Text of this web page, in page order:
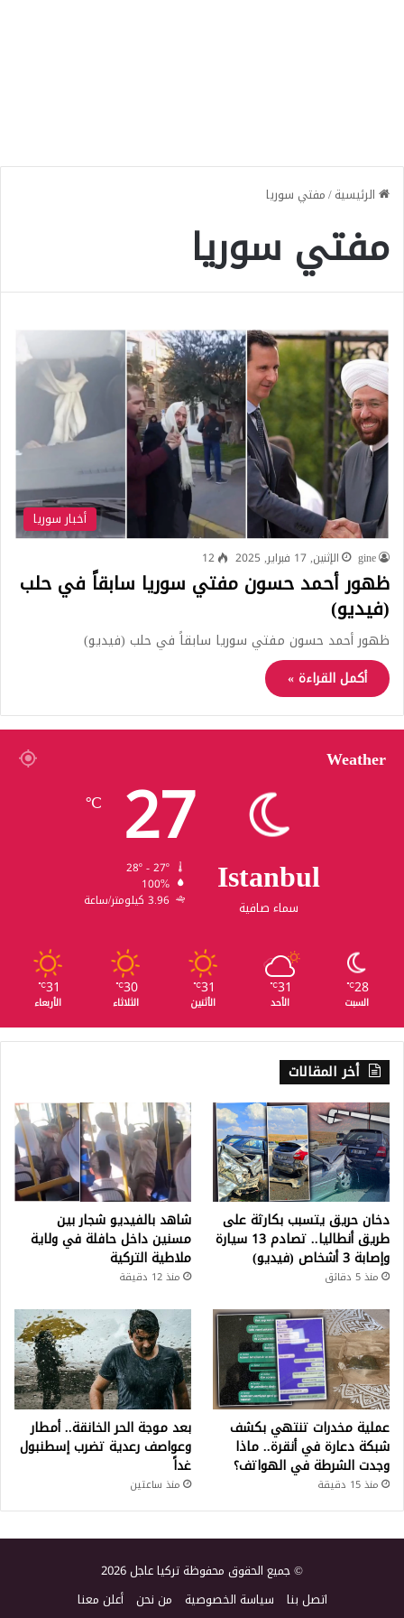
الرئيسية/مفتي سوريا
مفتي سوريا
أخبار سوريا
gine الإثنين, 17 فبراير, 2025 12
ظهور أحمد حسون مفتي سوريا سابقاً في حلب
(فيديو)
ظهور أحمد حسون مفتي سوريا سابقاً في حلب (فيديو)
أكمل القراءة »
Weather
Istanbul
سماء صافية
27
℃
100%
3.96 كيلومتر/ساعة
28
℃
السبت
31
℃
الأحد
31
℃
الأثنين
30
℃
الثلاثاء
31
℃
الأربعاء
أخر المقالات
دخان حريق يتسبب بكارثة على
طريق أنطاليا.. تصادم 13 سيارة
وإصابة 3 أشخاص (فيديو)
منذ 5 دقائق
شاهد بالفيديو شجار بين
مسنين داخل حافلة في ولاية
ملاطية التركية
منذ 12 دقيقة
عملية مخدرات تنتهي بكشف
شبكة دعارة في أنقرة.. ماذا
وجدت الشرطة في الهواتف؟
منذ 15 دقيقة
بعد موجة الحر الخانقة.. أمطار
وعواصف رعدية تضرب إسطنبول
غداً
منذ ساعتين
© جميع الحقوق محفوظة تركيا عاجل 2026
اتصل بنا سياسة الخصوصية من نحن أعلن معنا